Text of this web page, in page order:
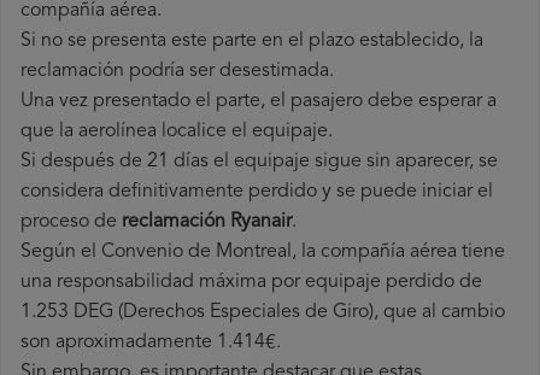
compañía aérea.
Si no se presenta este parte en el plazo establecido, la
reclamación podría ser desestimada.
Una vez presentado el parte, el pasajero debe esperar a
que la aerolínea localice el equipaje.
Si después de 21 días el equipaje sigue sin aparecer, se
considera definitivamente perdido y se puede iniciar el
proceso de reclamación Ryanair.
Según el Convenio de Montreal, la compañía aérea tiene
una responsabilidad máxima por equipaje perdido de
1.253 DEG (Derechos Especiales de Giro), que al cambio
son aproximadamente 1.414€.